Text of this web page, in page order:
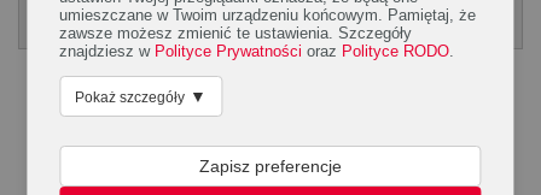
Poradnik Silmed
KLIKNIJ, ABY POBRAĆ PORADNK
umieszczane w Twoim urządzeniu końcowym. Pamiętaj, że
zawsze możesz zmienić te ustawienia. Szczegóły
znajdziesz w Polityce Prywatności oraz Polityce RODO.
Pokaż szczegóły ▼
Zapisz preferencje